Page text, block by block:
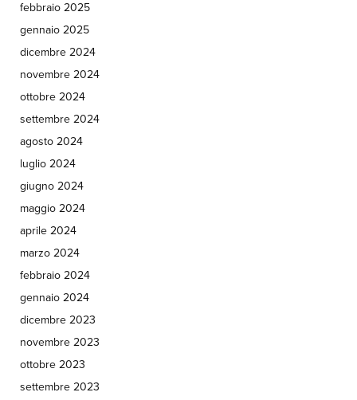
febbraio 2025
gennaio 2025
dicembre 2024
novembre 2024
ottobre 2024
settembre 2024
agosto 2024
luglio 2024
giugno 2024
maggio 2024
aprile 2024
marzo 2024
febbraio 2024
gennaio 2024
dicembre 2023
novembre 2023
ottobre 2023
settembre 2023